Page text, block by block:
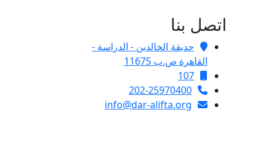
اتصل بنا
حديقة الخالدين - الدراسة -
القاهرة ص.ب 11675
107
202-25970400
info@dar-alifta.org